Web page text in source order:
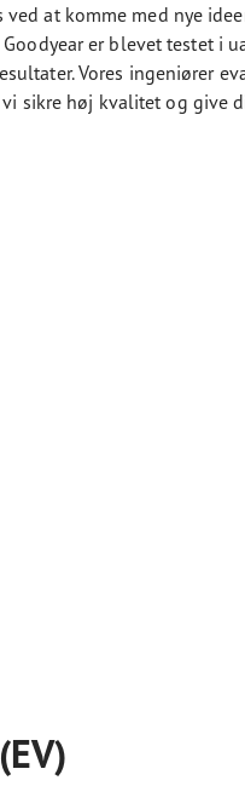
at komme med nye
er blevet testet
Vores ingeniører
sikre høj kvalitet og give